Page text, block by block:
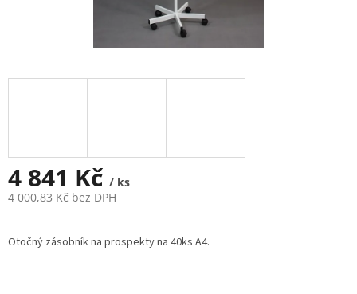
4 841 Kč / ks
4 000,83 Kč bez DPH
cena:
Otočný zásobník na prospekty na 40ks A4.